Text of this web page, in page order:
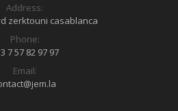
Address:
zerktouni casablanca
Phone:
7 57 82 97 97
Email: